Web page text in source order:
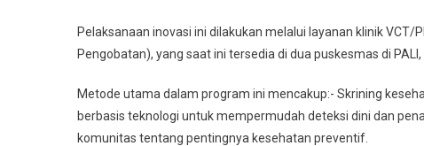
Pelaksanaan inovasi ini dilakukan melalui layanan klinik
Pengobatan), yang saat ini tersedia di dua puskesmas di
Metode utama dalam program ini mencakup:- Skrining
berbasis teknologi untuk mempermudah deteksi dini dan
komunitas tentang pentingnya kesehatan preventif.